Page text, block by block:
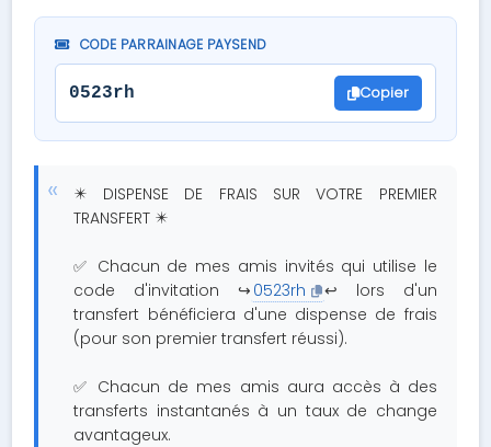
CODE PARRAINAGE PAYSEND
0523rh Copier
✴️ DISPENSE DE FRAIS SUR VOTRE PREMIER
TRANSFERT ✴️
✅ Chacun de mes amis invités qui utilise le
code d'invitation ↪️ 0523rh
↩️ lors d'un
transfert bénéficiera d'une dispense de frais
(pour son premier transfert réussi).
✅ Chacun de mes amis aura accès à des
transferts instantanés à un taux de change
avantageux.